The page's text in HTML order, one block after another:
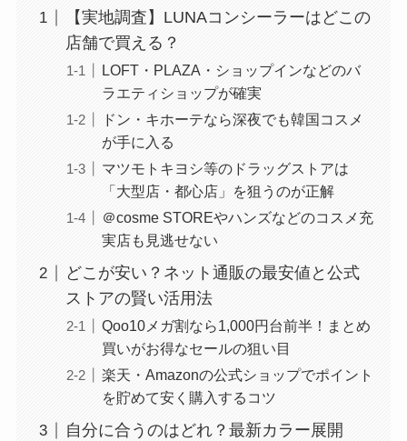
【実地調査】LUNAコンシーラーはどこの
店舗で買える？
LOFT・PLAZA・ショップインなどのバ
ラエティショップが確実
ドン・キホーテなら深夜でも韓国コスメ
が手に入る
マツモトキヨシ等のドラッグストアは
「大型店・都心店」を狙うのが正解
＠cosme STOREやハンズなどのコスメ充
実店も見逃せない
どこが安い？ネット通販の最安値と公式
ストアの賢い活用法
Qoo10メガ割なら1,000円台前半！まとめ
買いがお得なセールの狙い目
楽天・Amazonの公式ショップでポイント
を貯めて安く購入するコツ
自分に合うのはどれ？最新カラー展開